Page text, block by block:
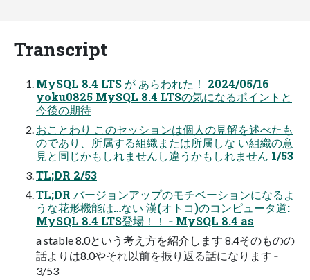
Transcript
MySQL 8.4 LTS が あらわれた！ 2024/05/16
yoku0825 MySQL 8.4 LTSの気になるポイントと
今後の期待
おことわり このセッションは個人の見解を述べたも
のであり、所属する組織または所属しな い組織の意
見と同じかもしれませんし違うかもしれません 1/53
TL;DR 2/53
TL;DR バージョンアップのモチベーションになるよ
うな花形機能は…ない 漢(オトコ)のコンピュータ道:
MySQL 8.4 LTS登場！！ ‐ MySQL 8.4 as
a stable 8.0という考え方を紹介します 8.4そのものの
話よりは8.0やそれ以前を振り返る話になります ‐
3/53